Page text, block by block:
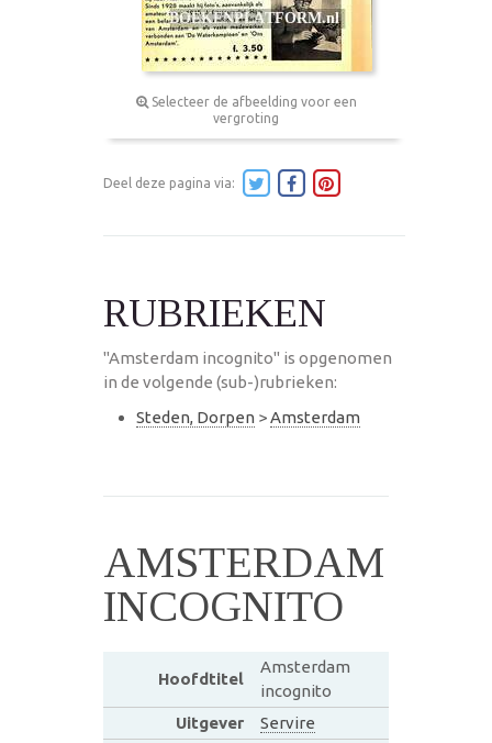
Selecteer de afbeelding voor een
vergroting
Deel deze pagina via:
RUBRIEKEN
"Amsterdam incognito" is opgenomen
in de volgende (sub-)rubrieken:
Steden, Dorpen >Amsterdam
AMSTERDAM
INCOGNITO
Hoofdtitel
Amsterdam
incognito
Uitgever
Servire